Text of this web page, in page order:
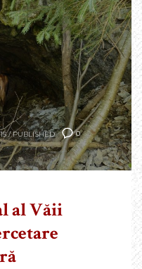
0
/ PUBLISHED
al Văii